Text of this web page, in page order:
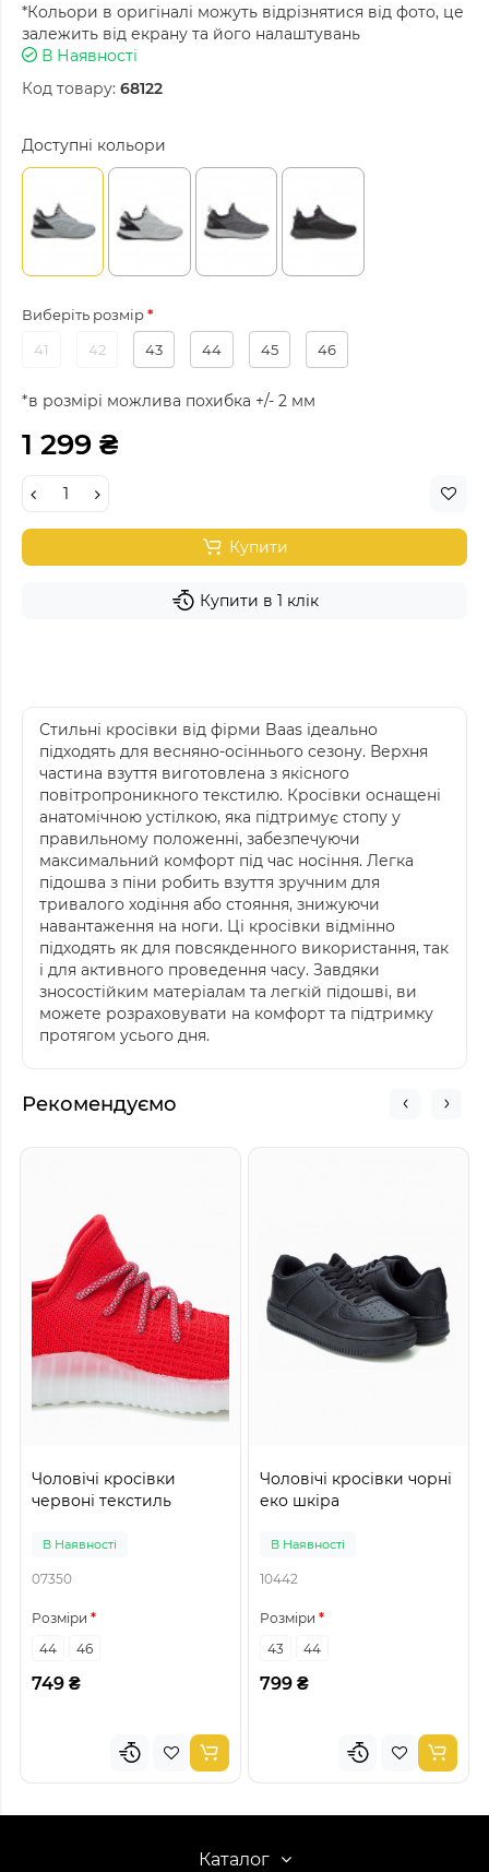
*Кольори в оригіналі можуть відрізнятися від фото, це
залежить від екрану та його налаштувань
В Наявності
Код товару: 68122
Доступні кольори
Виберіть розмір
41
42 43 44 45 46
*в розмірі можлива похибка +/- 2 мм
1 299 ₴
Купити
Купити в 1 клік
Стильні кросівки від фірми Baas ідеально
підходять для весняно-осіннього сезону. Верхня
частина взуття виготовлена з якісного
повітропроникного текстилю. Кросівки оснащені
анатомічною устілкою, яка підтримує стопу у
правильному положенні, забезпечуючи
максимальний комфорт під час носіння. Легка
підошва з піни робить взуття зручним для
тривалого ходіння або стояння, знижуючи
навантаження на ноги. Ці кросівки відмінно
підходять як для повсякденного використання, так
і для активного проведення часу. Завдяки
зносостійким матеріалам та легкій підошві, ви
можете розраховувати на комфорт та підтримку
протягом усього дня.
Рекомендуємо
Чоловічі кросівки
червоні текстиль
В Наявності
07350
Розміри
44
46
749 ₴
Чоловічі кросівки чорні
еко шкіра
В Наявності
10442
Розміри
43
44
799 ₴
Каталог